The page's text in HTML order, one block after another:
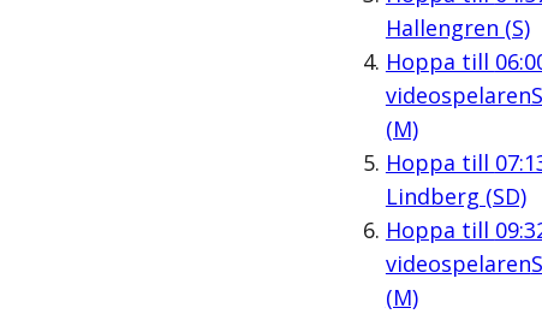
Hallengren (S)
Hoppa till
videospelaren
(M)
Hoppa till
Lindberg (SD)
Hoppa till
videospelaren
(M)